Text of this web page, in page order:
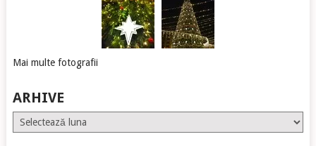
Mai multe fotografii
ARHIVE
Arhive